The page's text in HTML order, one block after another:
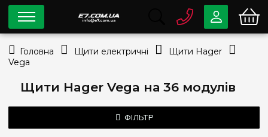
Щити Hager Vega на 36 модулів
ФІЛЬТР
0 800 33-63-07
Безкоштовно
044334-79-78
Viber Telegram
Головна Щити електричні
Щити Hager
Vega